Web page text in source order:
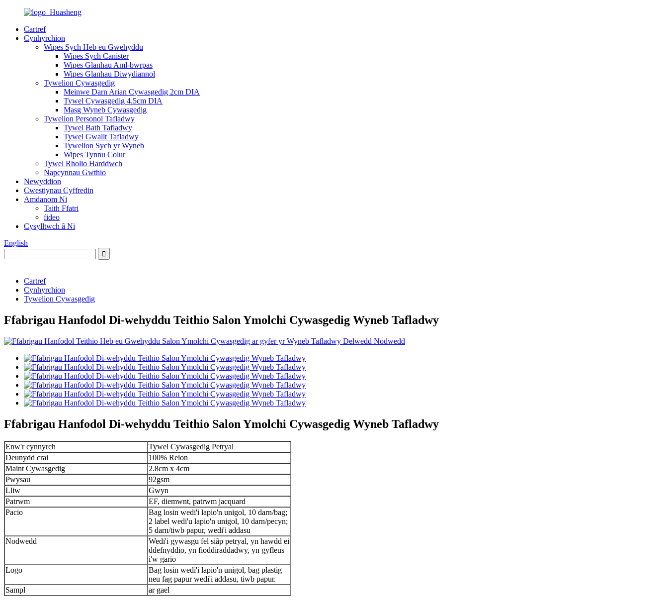
Cartref
Cynhyrchion
Wipes Sych Heb eu Gwehyddu
Wipes Sych Canister
Wipes Glanhau Aml-bwrpas
Wipes Glanhau Diwydiannol
Tywelion Cywasgedig
Meinwe Darn Arian Cywasgedig 2cm DIA
Tywel Cywasgedig 4.5cm DIA
Masg Wyneb Cywasgedig
Tywelion Personol Tafladwy
Tywel Bath Tafladwy
Tywel Gwallt Tafladwy
Tywelion Sych yr Wyneb
Wipes Tynnu Colur
Tywel Rholio Harddwch
Napcynnau Gwthio
Newyddion
Cwestiynau Cyffredin
Amdanom Ni
Taith Ffatri
fideo
Cysylltwch â Ni
English
Cartref
Cynhyrchion
Tywelion Cywasgedig
Ffabrigau Hanfodol Di-wehyddu Teithio Salon Ymolchi Cywasgedig Wyneb Tafladwy
Ffabrigau Hanfodol Di-wehyddu Teithio Salon Ymolchi Cywasgedig Wyneb Tafladwy
Enw'r cynnyrch
Tywel Cywasgedig Petryal
Deunydd crai
100% Reion
Maint Cywasgedig
2.8cm x 4cm
Pwysau
92gsm
Lliw
Gwyn
Patrwm
EF, diemwnt, patrwm jacquard
Pacio
Bag losin wedi'i lapio'n unigol, 10 darn/bag;
2 label wedi'u lapio'n unigol, 10 darn/pecyn;
5 darn/tiwb papur, wedi'i addasu
Nodwedd
Wedi'i gywasgu fel siâp petryal, yn hawdd ei
ddefnyddio, yn fioddiraddadwy, yn gyfleus
i'w gario
Logo
Bag losin wedi'i lapio'n unigol, bag plastig
neu fag papur wedi'i addasu, tiwb papur.
Sampl
ar gael